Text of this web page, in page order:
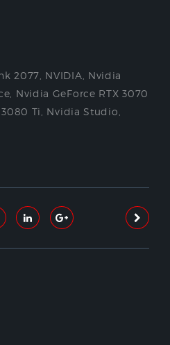
2077 NVIDIA Nvidia
Nvidia GeForce RTX 3070
Ti Nvidia Studio